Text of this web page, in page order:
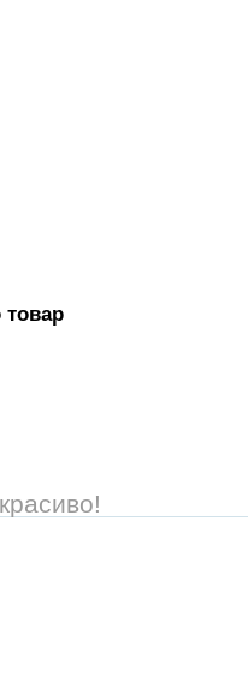
товар